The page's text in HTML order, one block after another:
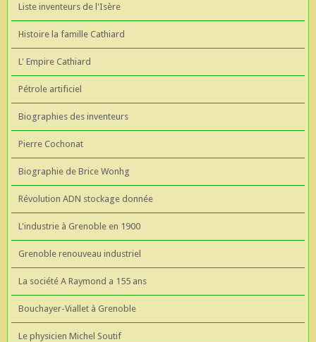
Liste inventeurs de l'Isère
Histoire la famille Cathiard
L' Empire Cathiard
Pétrole artificiel
Biographies des inventeurs
Pierre Cochonat
Biographie de Brice Wonhg
Révolution ADN stockage donnée
L'industrie à Grenoble en 1900
Grenoble renouveau industriel
La société A Raymond a 155 ans
Bouchayer-Viallet à Grenoble
Le physicien Michel Soutif